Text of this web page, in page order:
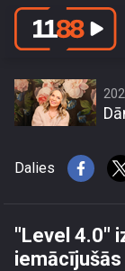
\"Level
Dalies
"Level 4.0"